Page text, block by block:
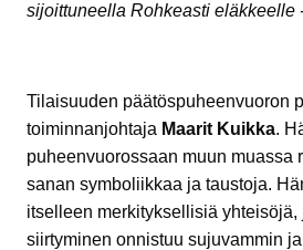
sijoittuneella Rohkeasti eläkkeelle
Tilaisuuden päätöspuheenvuoron
toiminnanjohtaja Maarit Kuikka.
puheenvuorossaan muun muassa
sanan symboliikkaa ja taustoja.
itselleen merkityksellisiä
siirtyminen onnistuu sujuvammin